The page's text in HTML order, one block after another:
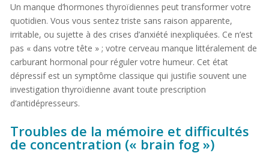
Un manque d’hormones thyroïdiennes peut transformer votre
quotidien. Vous vous sentez triste sans raison apparente,
irritable, ou sujette à des crises d’anxiété inexpliquées. Ce n’est
pas « dans votre tête » ; votre cerveau manque littéralement de
carburant hormonal pour réguler votre humeur. Cet état
dépressif est un symptôme classique qui justifie souvent une
investigation thyroïdienne avant toute prescription
d’antidépresseurs.
Troubles de la mémoire et difficultés
de concentration (« brain fog »)